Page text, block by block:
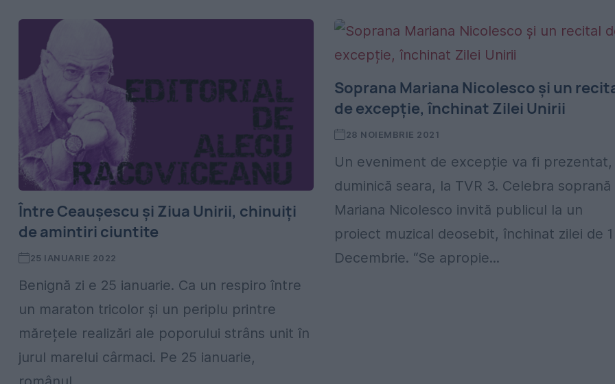
Între Ceaușescu și Ziua Unirii, chinuiți
de amintiri ciuntite
25 IANUARIE 2022
Benignă zi e 25 ianuarie. Ca un respiro între
un maraton tricolor și un periplu printre
mărețele realizări ale poporului strâns unit în
jurul marelui cârmaci. Pe 25 ianuarie,
Soprana Mariana Nicolesco și un
de excepție, închinat Zilei Unirii
28 NOIEMBRIE 2021
Un eveniment de excepție va fi prezentat,
duminică seara, la TVR 3. Celebra soprană
Mariana Nicolesco invită publicul la un
proiect muzical deosebit, închinat zilei de 1
Decembrie. “Se apropie...